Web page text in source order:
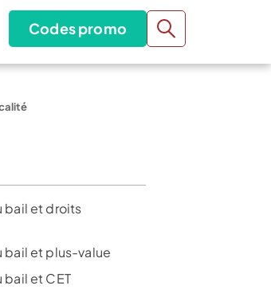
Codes promo
bail et droits
bail et plus-value
bail et CET